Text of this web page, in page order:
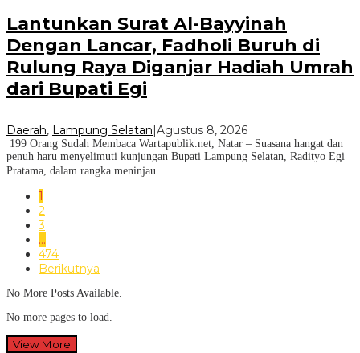
Lantunkan Surat Al-Bayyinah
Dengan Lancar, Fadholi Buruh di
Rulung Raya Diganjar Hadiah Umrah
dari Bupati Egi
Daerah, Lampung Selatan Agustus 8, 2026
199 Orang Sudah Membaca Wartapublik.net, Natar – Suasana hangat dan
penuh haru menyelimuti kunjungan Bupati Lampung Selatan, Radityo Egi
Pratama, dalam rangka meninjau
1
2
3
…
474
Berikutnya
No More Posts Available.
No more pages to load.
View More